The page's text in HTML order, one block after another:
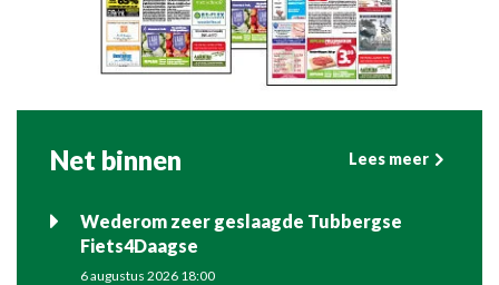
Net binnen Lees meer
Wederom zeer geslaagde Tubbergse
Fiets4Daagse
6 augustus 2026 18:00